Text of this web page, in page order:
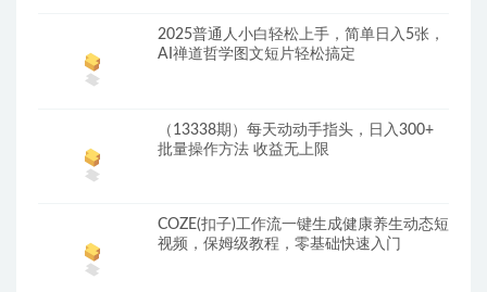
2025普通人小白轻松上手，简单日入5张，
AI禅道哲学图文短片轻松搞定
（13338期）每天动动手指头，日入300+
批量操作方法 收益无上限
COZE(扣子)工作流一键生成健康养生动态短
视频，保姆级教程，零基础快速入门